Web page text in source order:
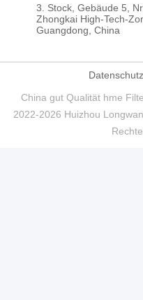
3. Stock, Gebäude 5,
Zhongkai High-Tech-
Guangdong, China
China gut Qualität hme
2022-2026 Huizhou